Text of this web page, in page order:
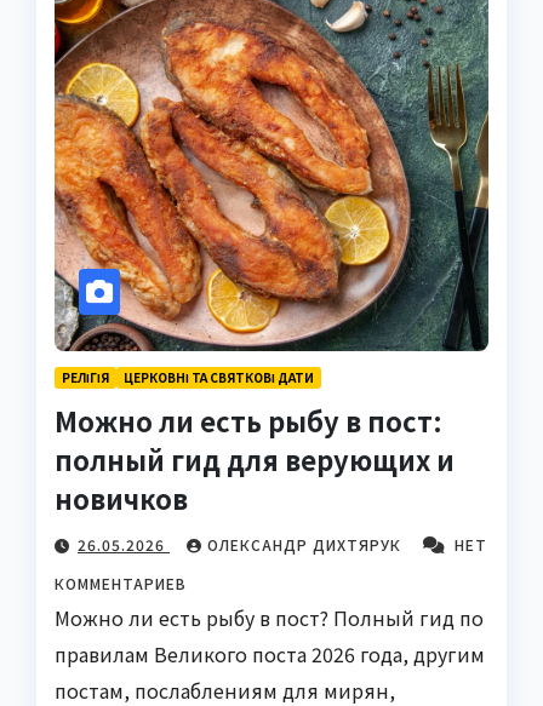
РЕЛІГІЯ ЦЕРКОВНІ ТА СВЯТКОВІ ДАТИ
Можно ли есть рыбу в пост:
полный гид для верующих и
новичков
26.05.2026 ОЛЕКСАНДР ДИХТЯРУК
НЕТ
КОММЕНТАРИЕВ
Можно ли есть рыбу в пост? Полный гид по
правилам Великого поста 2026 года, другим
постам, послаблениям для мирян,